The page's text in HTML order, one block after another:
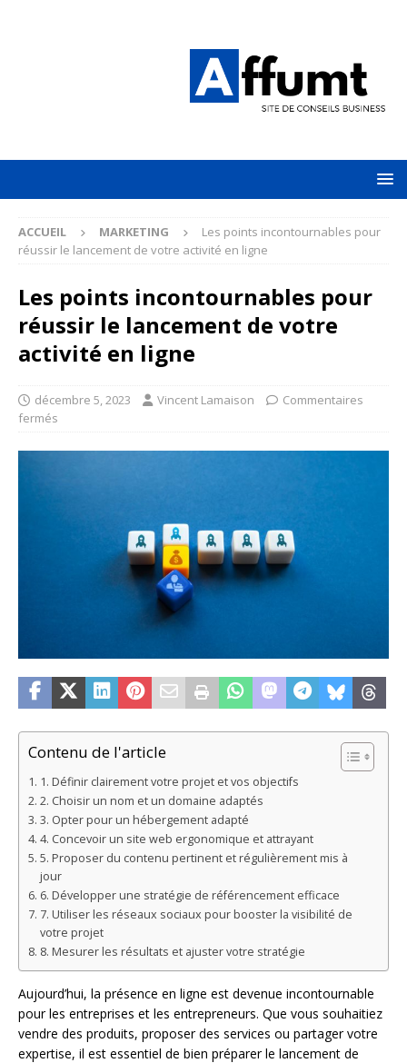
ACCUEIL MARKETING
Les points incontournables pour
réussir le lancement de votre activité en ligne
Les points incontournables pour
réussir le lancement de votre
activité en ligne
décembre 5, 2023 Vincent Lamaison
Commentaires
fermés
Contenu de l'article
1. Définir clairement votre projet et vos objectifs
2. Choisir un nom et un domaine adaptés
3. Opter pour un hébergement adapté
4. Concevoir un site web ergonomique et attrayant
5. Proposer du contenu pertinent et régulièrement mis à
jour
6. Développer une stratégie de référencement efficace
7. Utiliser les réseaux sociaux pour booster la visibilité de
votre projet
8. Mesurer les résultats et ajuster votre stratégie
Aujourd’hui, la présence en ligne est devenue incontournable
pour les entreprises et les entrepreneurs. Que vous souhaitiez
vendre des produits, proposer des services ou partager votre
expertise, il est essentiel de bien préparer le lancement de